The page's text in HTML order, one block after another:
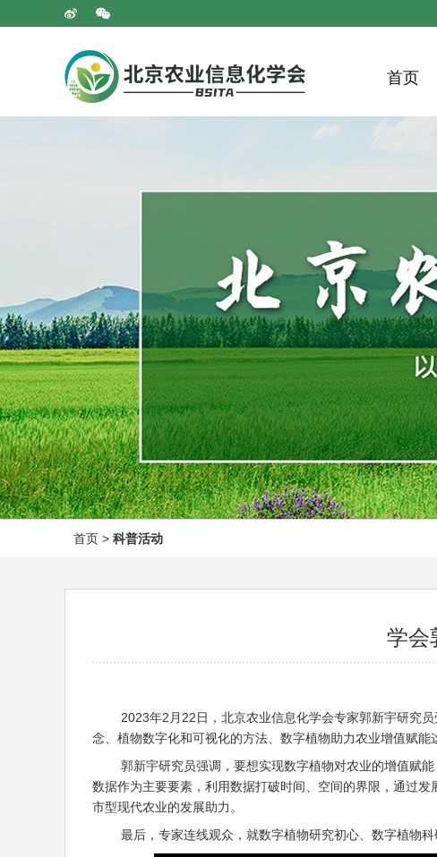
首页
首页 > 科普活动
学会
2023年2月22日，北京农业信息化学会专家郭新宇研究员
念、植物数字化和可视化的方法、数字植物助力农业增值赋
郭新宇研究员强调，要想实现数字植物对农业的增值赋能
数据作为主要要素，利用数据打破时间、空间的界限，通过
市型现代农业的发展助力。
最后，专家连线观众，就数字植物研究初心、数字植物科